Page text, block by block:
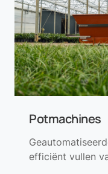
Potmachines
efficiënt vullen